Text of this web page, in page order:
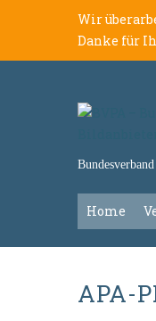
Wir
Danke für
Home
APA-